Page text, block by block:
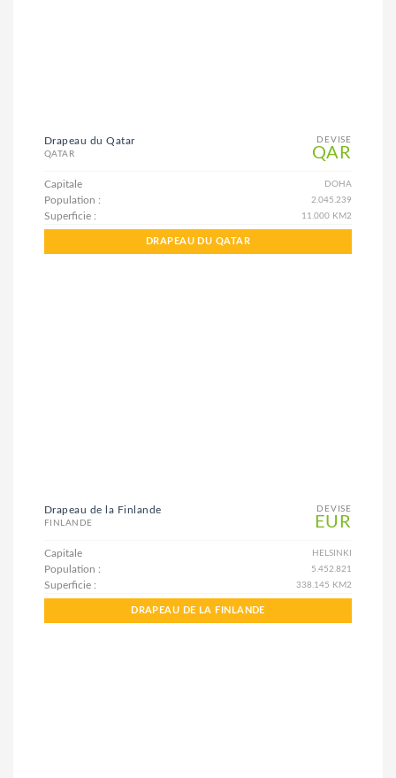
DEVISE
QAR
Drapeau du Qatar
QATAR
Capitale DOHA
Population : 2.045.239
Superficie : 11.000 KM2
DRAPEAU DU QATAR
DEVISE
EUR
Drapeau de la Finlande
FINLANDE
Capitale HELSINKI
Population : 5.452.821
Superficie : 338.145 KM2
DRAPEAU DE LA FINLANDE